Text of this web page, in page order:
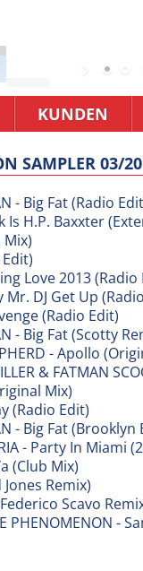
KUNDEN
SAMPLER 03/
- Big Fat (Radio
Is H.P. Baxxter
Mix)
Love 2013 (Radio
Mr. DJ Get Up
(Radio Edit)
- Big Fat (Scotty
- Apollo
& FATMAN
Mix)
(Radio Edit)
- Big Fat
- Party In
(Club Mix)
Jones Remix)
Scavo
PHENOMENON -